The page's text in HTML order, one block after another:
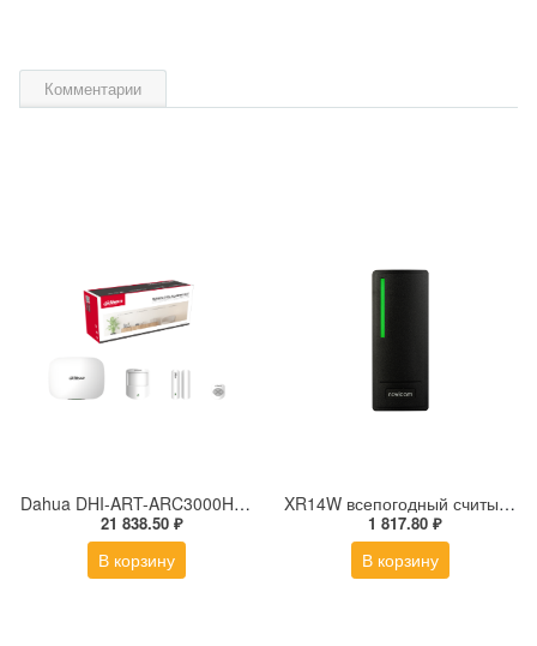
Комментарии
Dahua DHI-ART-ARC3000H-03-GW2(868) Комплект ИК-датчик, магнитный контакт, брелок управления
21 838.50 ₽
В корзину
XR14W всепогодный считыватель EM-Marin|Mifare|NFC
1 817.80 ₽
В корзину